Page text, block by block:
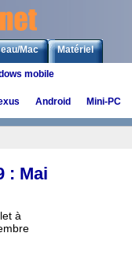
Mac Matériel
mobile
Android Mini-PC
: Mai
à